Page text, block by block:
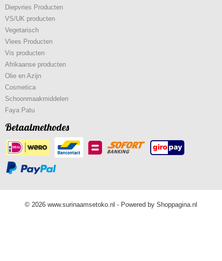
Diepvries Producten
VS/UK producten
Vegetarisch
Vlees Producten
Vis producten
Afrikaanse producten
Olie en Azijn
Cosmetica
Schoonmaakmiddelen
Faya Patu
Betaalmethodes
© 2026 www.surinaamsetoko.nl - Powered by Shoppagina.nl